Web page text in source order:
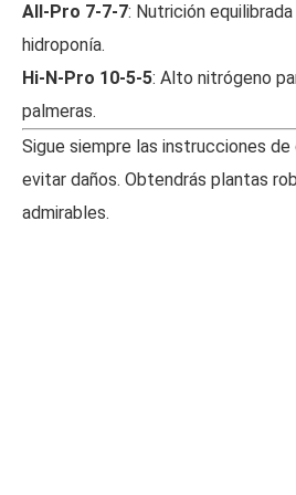
All-Pro 7-7-7: Nutrición
hidroponía.
Hi-N-Pro 10-5-5: Alto nitrógeno
palmeras.
Sigue siempre las instrucciones
evitar daños. Obtendrás plantas
admirables.